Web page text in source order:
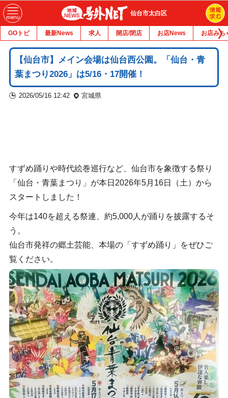
仙台市太白区
GOトピ 最新News 求人 開店/閉店 お店News お店みち
【仙台市】メイン会場は仙台西公園。「仙台・青
葉まつり2026」は5/16・17開催！
2026/05/16 12:42 宮城県
すずめ踊りや時代絵巻巡行など、仙台市を象徴する祭り
「仙台・青葉まつり」が本日2026年5月16日（土）から
スタートしました！
今年は140を超える祭連、約5,000人が踊りを披露するそ
う。
仙台市発祥の郷土芸能、本場の「すずめ踊り」をぜひご
覧ください。